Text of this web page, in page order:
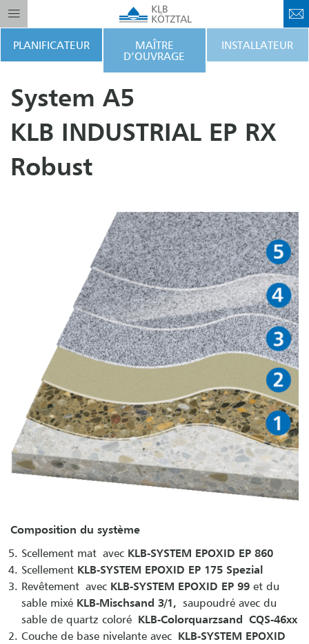
PLANIFICATEUR
MAÎTRE
D’OUVRAGE
INSTALLATEUR
System A5
KLB INDUSTRIAL EP RX
Robust
Composition du système
Scellement mat avec KLB-SYSTEM EPOXID EP 860
Scellement KLB-SYSTEM EPOXID EP 175 Spezial
Revêtement avec KLB-SYSTEM EPOXID EP 99 et du
sable mixé KLB-Mischsand 3/1, saupoudré avec du
sable de quartz coloré KLB-Colorquarzsand CQS-46xx
Couche de base nivelante avec KLB-SYSTEM EPOXID